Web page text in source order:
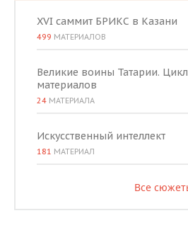
XVI саммит БРИКС в Казани
499 МАТЕРИАЛОВ
Великие воины Татарии.
материалов
24 МАТЕРИАЛА
Искусственный интеллект
181 МАТЕРИАЛ
Все